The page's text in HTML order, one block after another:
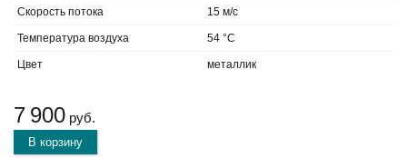
Скорость потока 15 м/с
Температура воздуха 54 °C
Цвет металлик
7 900 руб.
В корзину